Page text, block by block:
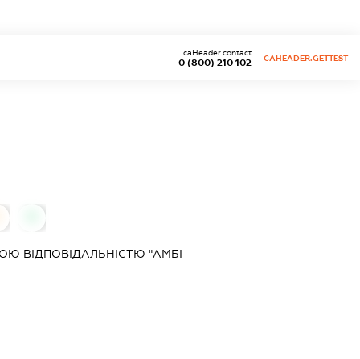
0 (800) 210 102
caHeader.contact
CAHEADER.GETTEST
ВІДПОВІДАЛЬНІСТЮ "АМБІ